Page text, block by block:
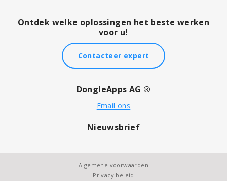
Ontdek welke oplossingen het beste werken
voor u!
Contacteer expert
DongleApps AG ®
Email ons
Nieuwsbrief
Algemene voorwaarden
Privacy beleid